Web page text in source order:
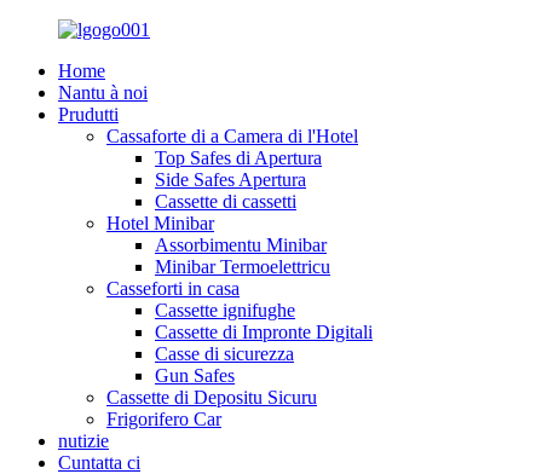
Home
Nantu à noi
Prudutti
Cassaforte di a Camera di l'Hotel
Top Safes di Apertura
Side Safes Apertura
Cassette di cassetti
Hotel Minibar
Assorbimentu Minibar
Minibar Termoelettricu
Casseforti in casa
Cassette ignifughe
Cassette di Impronte Digitali
Casse di sicurezza
Gun Safes
Cassette di Depositu Sicuru
Frigorifero Car
nutizie
Cuntatta ci